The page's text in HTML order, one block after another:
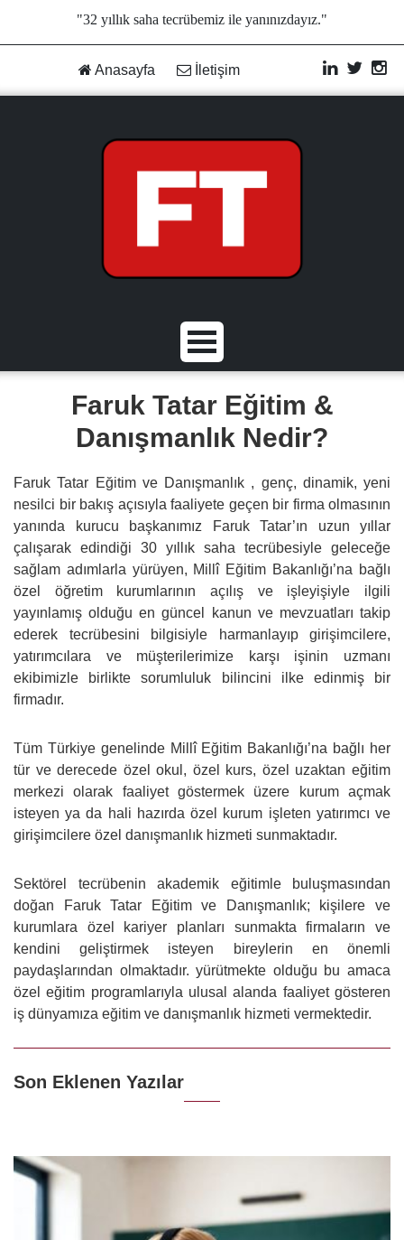
"32 yıllık saha tecrübemiz ile yanınızdayız."
Anasayfa İletişim
Faruk Tatar Eğitim &
Danışmanlık Nedir?
Faruk Tatar Eğitim ve Danışmanlık , genç, dinamik, yeni
nesilci bir bakış açısıyla faaliyete geçen bir firma olmasının
yanında kurucu başkanımız Faruk Tatar’ın uzun yıllar
çalışarak edindiği 30 yıllık saha tecrübesiyle geleceğe
sağlam adımlarla yürüyen, Millî Eğitim Bakanlığı’na bağlı
özel öğretim kurumlarının açılış ve işleyişiyle ilgili
yayınlamış olduğu en güncel kanun ve mevzuatları takip
ederek tecrübesini bilgisiyle harmanlayıp girişimcilere,
yatırımcılara ve müşterilerimize karşı işinin uzmanı
ekibimizle birlikte sorumluluk bilincini ilke edinmiş bir
firmadır.
Tüm Türkiye genelinde Millî Eğitim Bakanlığı’na bağlı her
tür ve derecede özel okul, özel kurs, özel uzaktan eğitim
merkezi olarak faaliyet göstermek üzere kurum açmak
isteyen ya da hali hazırda özel kurum işleten yatırımcı ve
girişimcilere özel danışmanlık hizmeti sunmaktadır.
Sektörel tecrübenin akademik eğitimle buluşmasından
doğan Faruk Tatar Eğitim ve Danışmanlık; kişilere ve
kurumlara özel kariyer planları sunmakta firmaların ve
kendini geliştirmek isteyen bireylerin en önemli
paydaşlarından olmaktadır. yürütmekte olduğu bu amaca
özel eğitim programlarıyla ulusal alanda faaliyet gösteren
iş dünyamıza eğitim ve danışmanlık hizmeti vermektedir.
Son Eklenen Yazılar